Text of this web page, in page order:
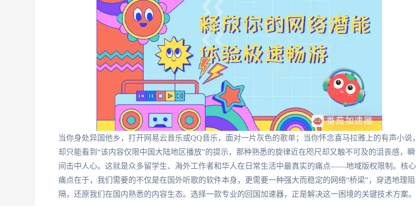
当你身处异国他乡，打开网易云音乐或QQ音乐，面对一片灰色的歌单；当你怀念喜马拉雅上的有声小说，
却只能看到“该内容仅限中国大陆地区播放”的提示，那种熟悉的旋律近在咫尺却又触不可及的沮丧感，瞬
间击中人心。这就是众多留学生、海外工作者和华人在日常生活中最真实的痛点——地域版权限制。核心
痛点在于，我们需要的不仅是在国外听歌的软件本身，更需要一种强大而稳定的网络“桥梁”，穿透地理阻
隔，还原我们在国内熟悉的内容生态。选择一款专业的回国加速器，正是解决这一困境的关键技术方案。